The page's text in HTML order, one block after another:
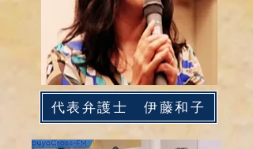
代表弁護士 伊藤和子